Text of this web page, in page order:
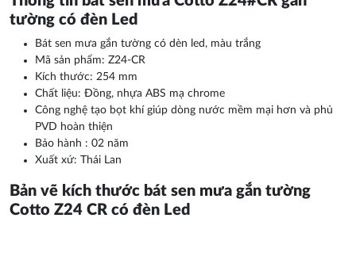
tường có đèn Led
Bát sen mưa gắn tường có dèn led, màu trắng
Mã sản phẩm: Z24-CR
Kích thước: 254 mm
Chất liệu: Đồng, nhựa ABS mạ chrome
Công nghệ tạo bọt khí giúp dòng nước mềm mại hơn và phủ
PVD hoàn thiện
Bảo hành : 02 năm
Xuất xứ: Thái Lan
Bản vẽ kích thước bát sen mưa gắn tường
Cotto Z24 CR có đèn Led